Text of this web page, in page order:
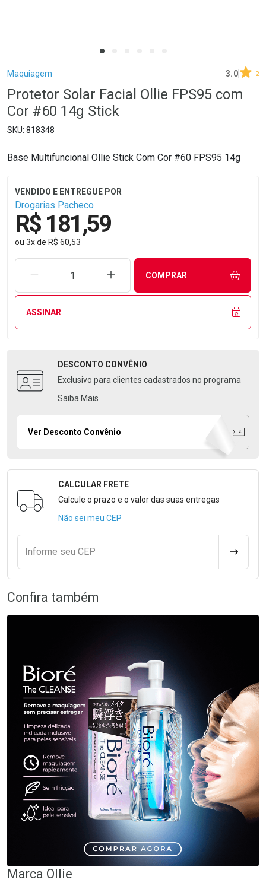
Breadcrumb
Maquiagem 3.0 2
Protetor Solar Facial Ollie FPS95 com
Cor #60 14g Stick
818348
Base Multifuncional Ollie Stick Com Cor #60 FPS95 14g
Drogarias Pacheco
R$ 181,59
ou 3xde R$ 60,53
REMOVER UMA UNIDADEAUMENTAR UMA UNIDADE
COMPRAR
ASSINAR
DESCONTO CONVÊNIO
Exclusivo para clientes cadastrados no programa
Saiba Mais
Ver Desconto Convênio
Formulário para Calcular o Frete
CALCULAR FRETE
Calcule o prazo e o valor das suas entregas
Não sei meu CEP
Informe seu CEP
Confira também
Marca Ollie